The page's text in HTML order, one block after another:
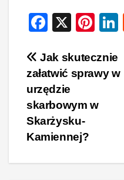
F
c
e
b
o
o
X
Pi
er
e
st
e
Nawigacja
wpisu
Jak skutecznie
załatwić sprawy w
urzędzie
skarbowym w
Skarżysku-
Kamiennej?